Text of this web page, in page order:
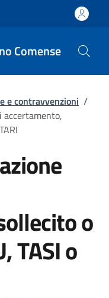
Comense
e contravvenzioni /
accertamento,
o
TASI o